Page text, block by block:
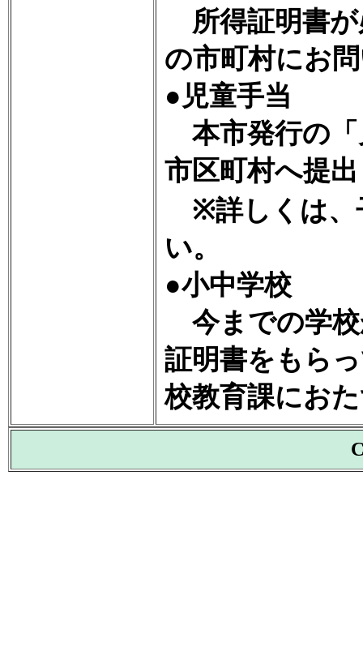
所得証明書が
の市町村にお
●児童手当
本市発行の「
市区町村へ提
※詳しくは、
い。
●小中学校
今までの学校
証明書をもら
校教育課にお